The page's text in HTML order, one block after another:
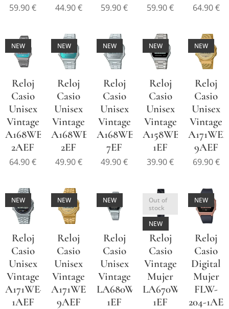
59.90€ 44.90€ 59.90€ 59.90€ 64.90€
Reloj
Casio
Unisex
Vintage
A168WERB-
2AEF
NEW
64.90€
Reloj
Casio
Unisex
Vintage
A168WEM-
2EF
NEW
49.90€
Reloj
Casio
Unisex
Vintage
A168WEM-
7EF
NEW
49.90€
Reloj
Casio
Unisex
Vintage
A158WEA-
1EF
NEW
39.90€
Reloj
Casio
Unisex
Vintage
9AEF
NEW
69.90€
Reloj
Casio
Unisex
Vintage
A171WE-
1AEF
NEW
Reloj
Casio
Unisex
Vintage
A171WEG-
9AEF
NEW
Reloj
Casio
Unisex
Vintage
LA680WEA-
1EF
NEW
Reloj
Casio
Vintage
Mujer
LA670WEMB-
1EF
Out of
stock
NEW
Reloj
Casio
Digital
Mujer
FLW-
204-1AE
NEW